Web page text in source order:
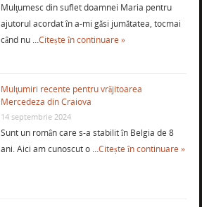
Mulţumesc din suflet doamnei Maria pentru
ajutorul acordat în a-mi găsi jumătatea, tocmai
când nu …Citește în continuare »
Mulţumiri recente pentru vrăjitoarea
Mercedeza din Craiova
14 septembrie 2024
Sunt un român care s-a stabilit în Belgia de 8
ani. Aici am cunoscut o …Citește în continuare »